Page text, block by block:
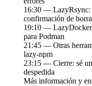
16:30 — LazyRsync:
confirmación de
19:10 —
para Podman
21:45 — Otras
lazy-npm
23:15 — Cierre: sé
despedida
Más información y